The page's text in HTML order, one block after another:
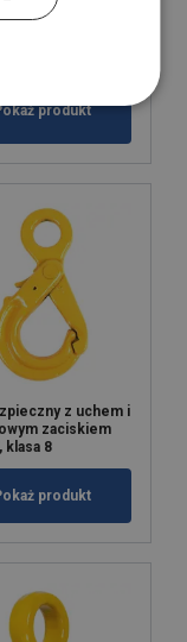
produkt
z uchem i
zaciskiem
klasa 8
produkt